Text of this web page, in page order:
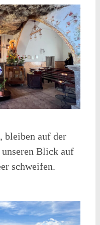
bleiben auf der
Blick auf
schweifen.